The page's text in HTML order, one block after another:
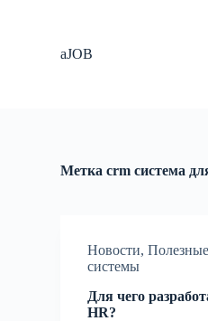
aJOB
Метка crm система
Новости,
системы
Для чего
HR?